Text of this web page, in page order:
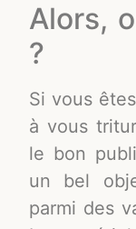
Alors,
?
Si vous
à vous
le bon
un bel
parmi des